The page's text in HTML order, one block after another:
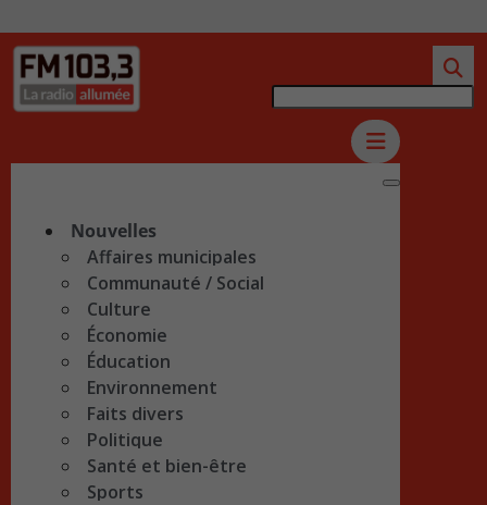
Nouvelles
Affaires municipales
Communauté / Social
Culture
Économie
Éducation
Environnement
Faits divers
Politique
Santé et bien-être
Sports